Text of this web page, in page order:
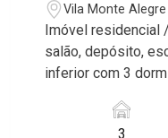
Vila Monte
Imóvel residencial
salão, depósito,
inferior com 3
cozinha com
3